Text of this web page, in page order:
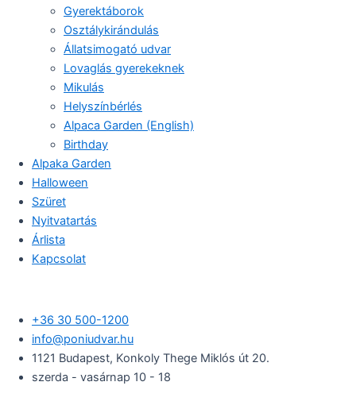
Gyerektáborok
Osztálykirándulás
Állatsimogató udvar
Lovaglás gyerekeknek
Mikulás
Helyszínbérlés
Alpaca Garden (English)
Birthday
Alpaka Garden
Halloween
Szüret
Nyitvatartás
Árlista
Kapcsolat
+36 30 500-1200​
info@poniudvar.hu
1121 Budapest, Konkoly Thege Miklós út 20.
szerda - vasárnap 10 - 18